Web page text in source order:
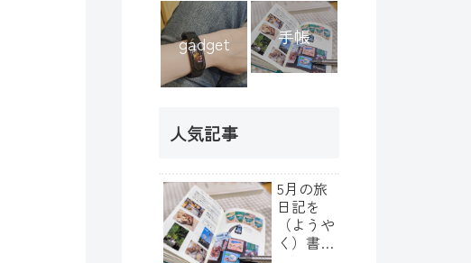
gadget 手帳
人気記事
5月の旅
日記を
（ようや
く）書き